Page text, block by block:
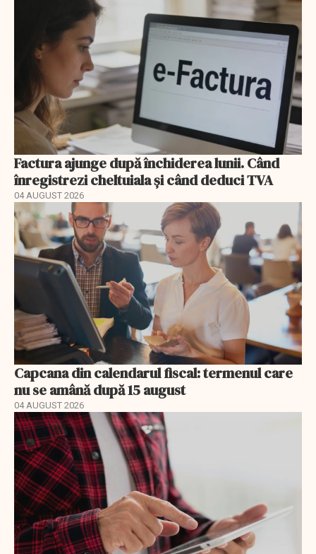
Factura ajunge după închiderea lunii. Când
înregistrezi cheltuiala și când deduci TVA
04 AUGUST 2026
Capcana din calendarul fiscal: termenul care
nu se amână după 15 august
04 AUGUST 2026